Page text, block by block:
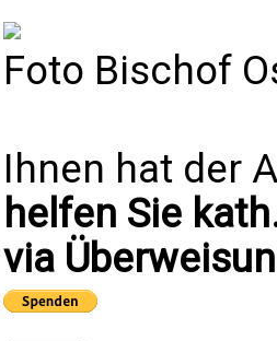
Foto Bischof
Ihnen hat der
helfen Sie
via